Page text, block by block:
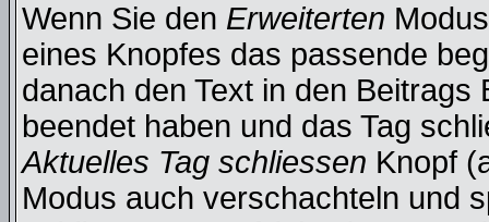
Wenn Sie den Erweiterten
eines Knopfes das passende
danach den Text in den Beitrags
beendet haben und das Tag
Aktuelles Tag schliessen Knopf
Modus auch verschachteln und